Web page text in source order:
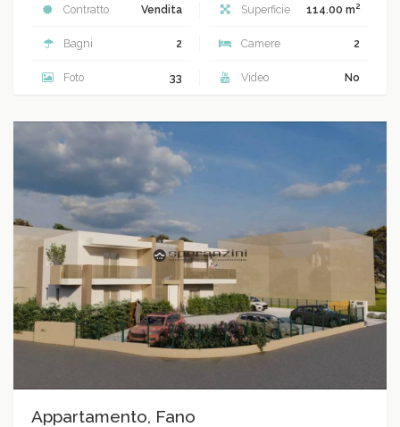
Contratto Vendita Superficie 114.00 m2
Bagni 2 Camere 2
Foto 33 Video No
Appartamento, Fano